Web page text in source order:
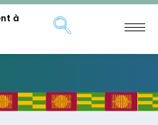
à